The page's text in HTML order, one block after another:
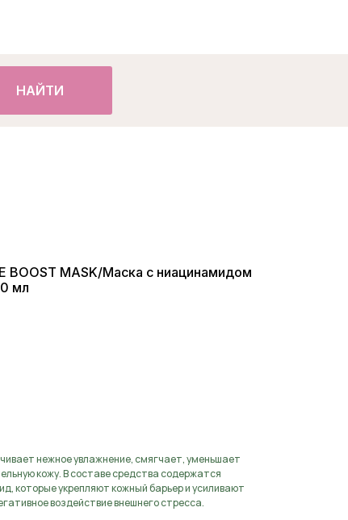
НАЙТИ
BOOST MASK/Маска с ниацинамидом
мл
нежное увлажнение, смягчает, уменьшает
кожу. В составе средства содержатся
которые укрепляют кожный барьер и усиливают
воздействие внешнего стресса.